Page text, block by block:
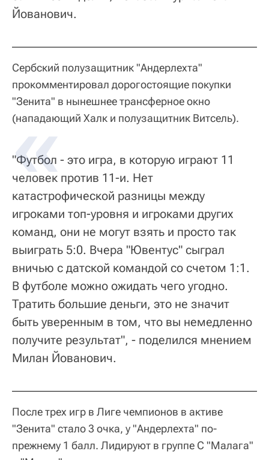
Йованович.
Сербский полузащитник "Андерлехта"
прокомментировал дорогостоящие покупки
"Зенита" в нынешнее трансферное окно
(нападающий Халк и полузащитник Витсель).
"Футбол - это игра, в которую играют 11
человек против 11-и. Нет
катастрофической разницы между
игроками топ-уровня и игроками других
команд, они не могут взять и просто так
выиграть 5:0. Вчера "Ювентус" сыграл
вничью с датской командой со счетом 1:1.
В футболе можно ожидать чего угодно.
Тратить большие деньги, это не значит
быть уверенным в том, что вы немедленно
получите результат", - поделился мнением
Милан Йованович.
После трех игр в Лиге чемпионов в активе
"Зенита" стало 3 очка, у "Андерлехта" по-
прежнему 1 балл. Лидируют в группе С "Малага"